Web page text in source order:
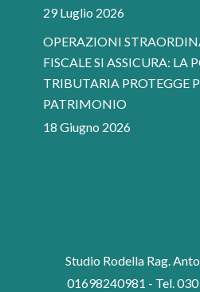
29 Luglio 2026
OPERAZIONI
FISCALE SI ASSICURA: LA
TRIBUTARIA PROTEGGE
PATRIMONIO
18 Giugno 2026
Studio Rodella Rag.
01698240981 - Tel.